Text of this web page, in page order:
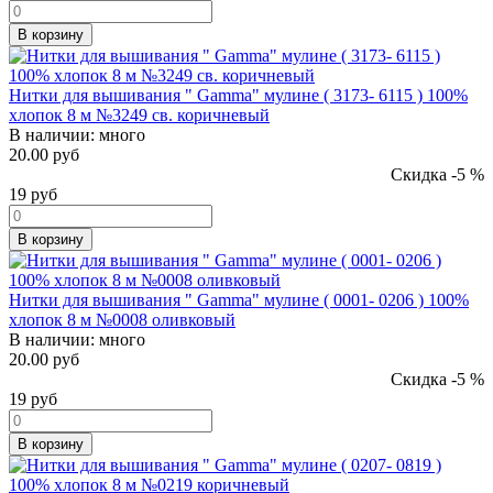
В корзину
Нитки для вышивания " Gamma" мулине ( 3173- 6115 ) 100%
хлопок 8 м №3249 св. коричневый
В наличии: много
20.00 руб
Скидка -5 %
19 руб
В корзину
Нитки для вышивания " Gamma" мулине ( 0001- 0206 ) 100%
хлопок 8 м №0008 оливковый
В наличии: много
20.00 руб
Скидка -5 %
19 руб
В корзину